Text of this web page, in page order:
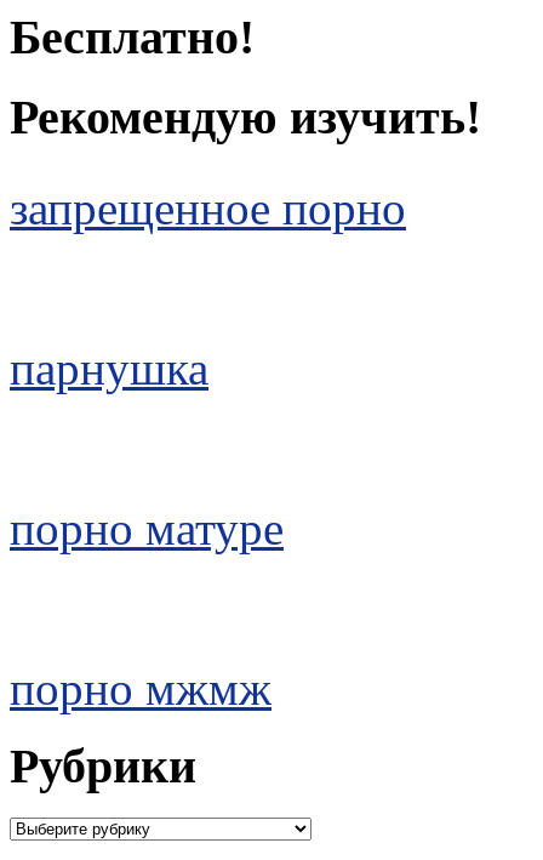
Бесплатно!
Рекомендую изучить!
запрещенное порно
парнушка
порно матуре
порно мжмж
Рубрики